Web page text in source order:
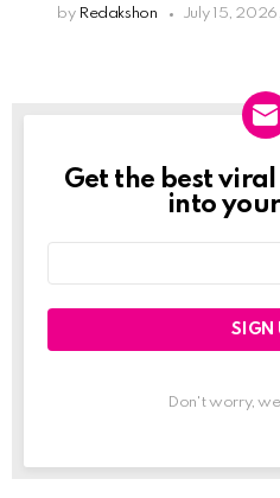
by Redakshon July 15,
Newslett
Get the best
into
Don't worry,